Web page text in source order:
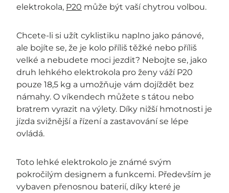
elektrokola, P20 může být vaší chytrou volbou.
Chcete-li si užít cyklistiku naplno jako pánové,
ale bojíte se, že je kolo příliš těžké nebo příliš
velké a nebudete moci jezdit? Nebojte se, jako
druh lehkého elektrokola pro ženy váží P20
pouze 18,5 kg a umožňuje vám dojíždět bez
námahy. O víkendech můžete s tátou nebo
bratrem vyrazit na výlety. Díky nižší hmotnosti je
jízda svižnější a řízení a zastavování se lépe
ovládá.
Toto lehké elektrokolo je známé svým
pokročilým designem a funkcemi. Především je
vybaven přenosnou baterií, díky které je